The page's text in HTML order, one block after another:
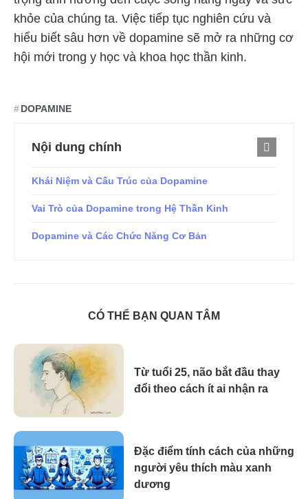
khỏe của chúng ta. Việc tiếp tục nghiên cứu và
hiểu biết sâu hơn về dopamine sẽ mở ra những cơ
hội mới trong y học và khoa học thần kinh.
DOPAMINE
Nội dung chính
Khái Niệm và Cấu Trúc của Dopamine
Vai Trò của Dopamine trong Hệ Thần Kinh
Dopamine và Các Chức Năng Cơ Bản
CÓ THỂ BẠN QUAN TÂM
Từ tuổi 25, não bắt đầu thay
đổi theo cách ít ai nhận ra
Đặc điểm tính cách của những
người yêu thích màu xanh
dương